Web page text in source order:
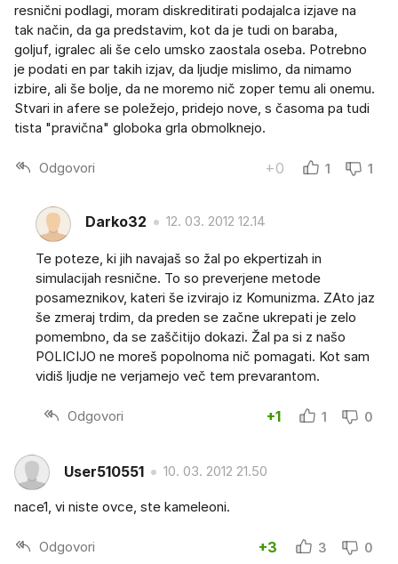
resnični podlagi, moram diskreditirati podajalca izjave na
tak način, da ga predstavim, kot da je tudi on baraba,
goljuf, igralec ali še celo umsko zaostala oseba. Potrebno
je podati en par takih izjav, da ljudje mislimo, da nimamo
izbire, ali še bolje, da ne moremo nič zoper temu ali onemu.
Stvari in afere se poležejo, pridejo nove, s časoma pa tudi
tista "pravična" globoka grla obmolknejo.
Odgovori +0 1 1
Darko32 12. 03. 2012 12.14
Te poteze, ki jih navajaš so žal po ekpertizah in
simulacijah resnične. To so preverjene metode
posameznikov, kateri še izvirajo iz Komunizma. ZAto jaz
še zmeraj trdim, da preden se začne ukrepati je zelo
pomembno, da se zaščitijo dokazi. Žal pa si z našo
POLICIJO ne moreš popolnoma nič pomagati. Kot sam
vidiš ljudje ne verjamejo več tem prevarantom.
Odgovori +1 1 0
User510551 10. 03. 2012 21.50
nace1, vi niste ovce, ste kameleoni.
Odgovori +3 3 0